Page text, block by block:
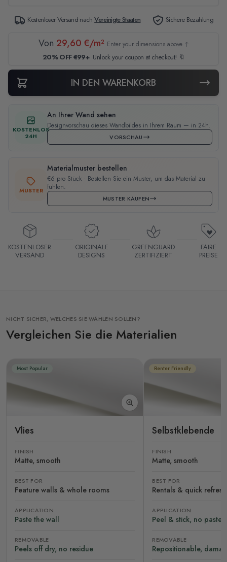
Kostenloser Versand nachVereinigte Staaten Sichere Bezahlung
Von 29,60 €/m² Enter your dimensions above ↑
20% OFF €99+ Unlock your coupon at checkout! 🔖
IN DEN WARENKORB
KOSTENLOS
24H
An Ihrer Wand sehen
Designvorschau dieses Wandbildes in Ihrem Raum — in 24h.
VORSCHAU
MUSTER
Materialmuster bestellen
€6 pro Stück · Bestellen Sie ein Muster, um das Material zu
fühlen.
MUSTER KAUFEN
KOSTENLOSER
VERSAND
ORIGINALE
DESIGNS
GREENGUARD
ZERTIFIZIERT
FAIRE
PREISE
NICHT SICHER, WELCHES SIE WÄHLEN SOLLEN?
Vergleichen Sie die Materialien
Most Popular
Vlies
FINISH
Matte, smooth
BEST FOR
Feature walls & whole rooms
APPLICATION
Paste the wall
REMOVABLE
Peels off dry, no residue
Renter Friendly
Selbstklebende
FINISH
Matte, smooth
BEST FOR
Rentals & quick
APPLICATION
Peel & stick, no paste
REMOVABLE
Repositionable,